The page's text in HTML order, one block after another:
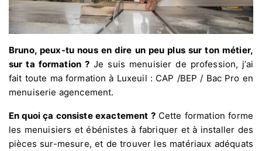
Bruno, peux-tu nous en dire un peu plus sur ton métier,
sur ta formation ? Je suis menuisier de profession, j’ai
fait toute ma formation à Luxeuil : CAP /BEP / Bac Pro en
menuiserie agencement.
En quoi ça consiste exactement ?Cette formation forme
les menuisiers et ébénistes à fabriquer et à installer des
pièces sur-mesure, et de trouver les matériaux adéquats